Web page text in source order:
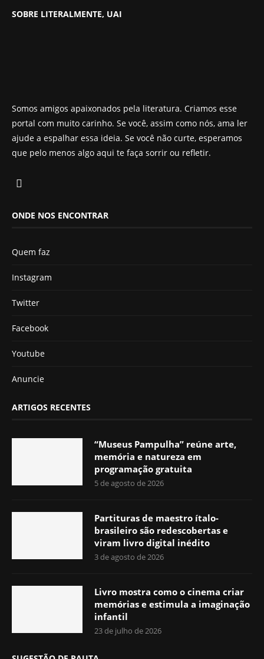
SOBRE LITERALMENTE, UAI
Somos amigos apaixonados pela literatura. Criamos esse
portal com muito carinho. Se você, assim como nós, ama ler
ajude a espalhar essa ideia. Se você não curte, esperamos
que pelo menos algo aqui te faça sorrir ou refletir.
ONDE NOS ENCONTRAR
Quem faz
Instagram
Twitter
Facebook
Youtube
Anuncie
ARTIGOS RECENTES
“Museus Pampulha” reúne arte,
memória e natureza em
programação gratuita
5 de agosto de 2026
Partituras de maestro ítalo-
brasileiro são redescobertas e
viram livro digital inédito
3 de agosto de 2026
Livro mostra como o cinema criar
memórias e estimula a imaginação
infantil
23 de julho de 2026